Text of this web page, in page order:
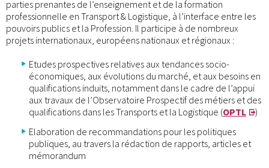
parties prenantes de l’enseignement et de la formation
professionnelle en Transport & Logistique, à l’interface entre les
pouvoirs publics et la Profession. Il participe à de nombreux
projets internationaux, européens nationaux et régionaux :
Etudes prospectives relatives aux tendances socio-
économiques, aux évolutions du marché, et aux besoins en
qualifications induits, notamment dans le cadre de l’appui
aux travaux de l’Observatoire Prospectif des métiers et des
qualifications dans les Transports et la Logistique (OPTL
)
Elaboration de recommandations pour les politiques
publiques, au travers la rédaction de rapports, articles et
mémorandum